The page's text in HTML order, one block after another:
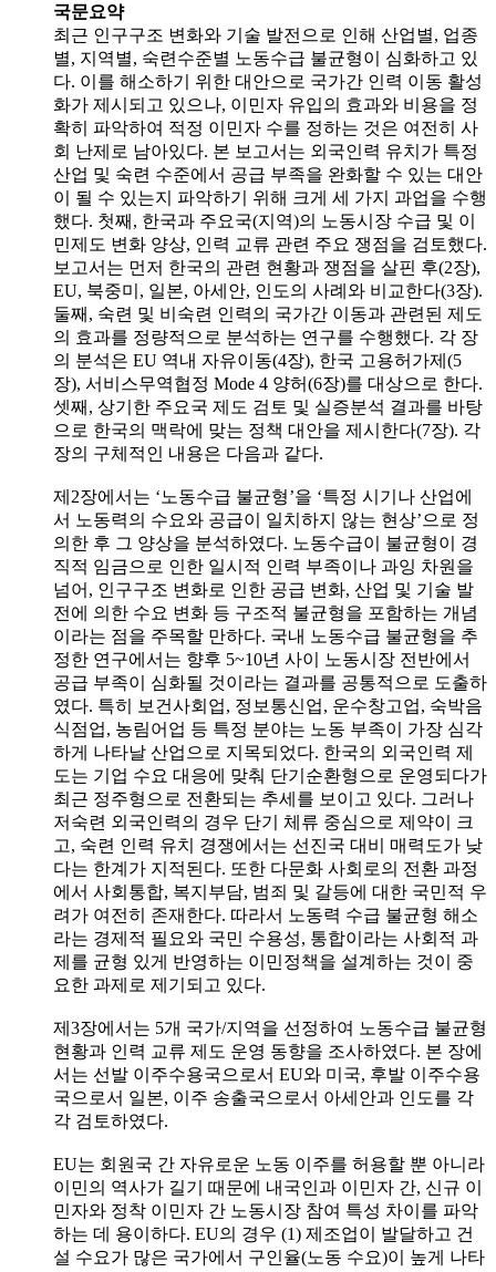
국문요약
최근 인구구조 변화와 기술 발전으로 인해 산업별, 업종
별, 지역별, 숙련수준별 노동수급 불균형이 심화하고 있
다. 이를 해소하기 위한 대안으로 국가간 인력 이동 활성
화가 제시되고 있으나, 이민자 유입의 효과와 비용을 정
확히 파악하여 적정 이민자 수를 정하는 것은 여전히 사
회 난제로 남아있다. 본 보고서는 외국인력 유치가 특정
산업 및 숙련 수준에서 공급 부족을 완화할 수 있는 대안
이 될 수 있는지 파악하기 위해 크게 세 가지 과업을 수행
했다. 첫째, 한국과 주요국(지역)의 노동시장 수급 및 이
민제도 변화 양상, 인력 교류 관련 주요 쟁점을 검토했다.
보고서는 먼저 한국의 관련 현황과 쟁점을 살핀 후(2장),
EU, 북중미, 일본, 아세안, 인도의 사례와 비교한다(3장).
둘째, 숙련 및 비숙련 인력의 국가간 이동과 관련된 제도
의 효과를 정량적으로 분석하는 연구를 수행했다. 각 장
의 분석은 EU 역내 자유이동(4장), 한국 고용허가제(5
장), 서비스무역협정 Mode 4 양허(6장)를 대상으로 한다.
셋째, 상기한 주요국 제도 검토 및 실증분석 결과를 바탕
으로 한국의 맥락에 맞는 정책 대안을 제시한다(7장). 각
장의 구체적인 내용은 다음과 같다.
제2장에서는 ‘노동수급 불균형’을 ‘특정 시기나 산업에
서 노동력의 수요와 공급이 일치하지 않는 현상’으로 정
의한 후 그 양상을 분석하였다. 노동수급이 불균형이 경
직적 임금으로 인한 일시적 인력 부족이나 과잉 차원을
넘어, 인구구조 변화로 인한 공급 변화, 산업 및 기술 발
전에 의한 수요 변화 등 구조적 불균형을 포함하는 개념
이라는 점을 주목할 만하다. 국내 노동수급 불균형을 추
정한 연구에서는 향후 5~10년 사이 노동시장 전반에서
공급 부족이 심화될 것이라는 결과를 공통적으로 도출하
였다. 특히 보건사회업, 정보통신업, 운수창고업, 숙박음
식점업, 농림어업 등 특정 분야는 노동 부족이 가장 심각
하게 나타날 산업으로 지목되었다. 한국의 외국인력 제
도는 기업 수요 대응에 맞춰 단기순환형으로 운영되다가
최근 정주형으로 전환되는 추세를 보이고 있다. 그러나
저숙련 외국인력의 경우 단기 체류 중심으로 제약이 크
고, 숙련 인력 유치 경쟁에서는 선진국 대비 매력도가 낮
다는 한계가 지적된다. 또한 다문화 사회로의 전환 과정
에서 사회통합, 복지부담, 범죄 및 갈등에 대한 국민적 우
려가 여전히 존재한다. 따라서 노동력 수급 불균형 해소
라는 경제적 필요와 국민 수용성, 통합이라는 사회적 과
제를 균형 있게 반영하는 이민정책을 설계하는 것이 중
요한 과제로 제기되고 있다.
제3장에서는 5개 국가/지역을 선정하여 노동수급 불균형
현황과 인력 교류 제도 운영 동향을 조사하였다. 본 장에
서는 선발 이주수용국으로서 EU와 미국, 후발 이주수용
국으로서 일본, 이주 송출국으로서 아세안과 인도를 각
각 검토하였다.
EU는 회원국 간 자유로운 노동 이주를 허용할 뿐 아니라
이민의 역사가 길기 때문에 내국인과 이민자 간, 신규 이
민자와 정착 이민자 간 노동시장 참여 특성 차이를 파악
하는 데 용이하다. EU의 경우 (1) 제조업이 발달하고 건
설 수요가 많은 국가에서 구인율(노동 수요)이 높게 나타